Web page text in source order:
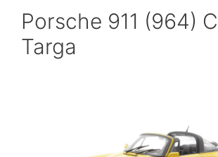
Porsche 911 (964)
Targa